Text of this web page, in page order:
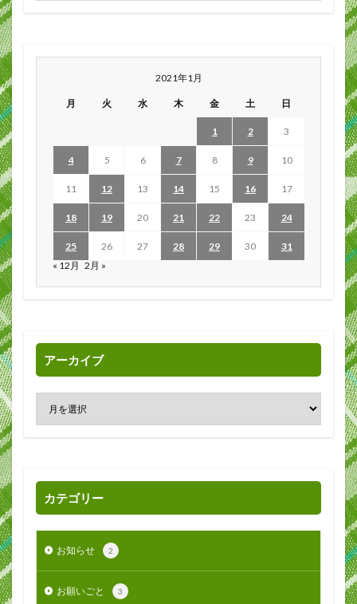
2021年1月
月 火 水 木 金 土 日
1 2 3
4 5 6 7 8 9 10
11 12 13 14 15 16 17
18 19 20 21 22 23 24
25 26 27 28 29 30
31
« 12月 2月 »
アーカイブ
カテゴリー
お知らせ 2
お願いごと 3